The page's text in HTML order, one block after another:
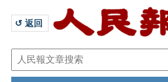
↺ 返回